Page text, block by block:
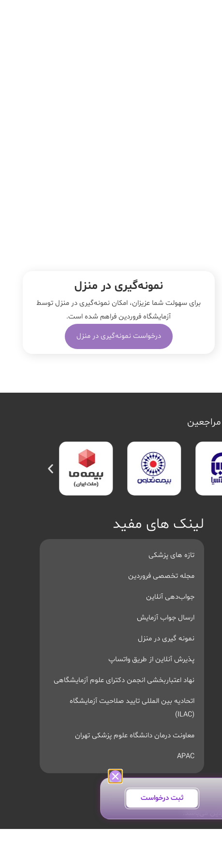
نمونه‌‌گیری در منزل
برای سهولت شما عزیزان، امکان نمونه‌گیری در منزل توسط
آزمایشگاه فروردین فراهم شده است.
درخواست نمونه‌گیری در منزل
لینک های مفید
تازه های پزشکی
مجله تخصصی فروردین
جواب‌دهی آنلاین
ارسال جواب آزمایش
نمونه گیری در منزل
پذیرش آنلاین از طریق واتساپ
نهاد اعتباربخشی انجمن دکترای علوم آزمایشگاهی
اتحادیه بین المللی تایید صلاحیت آزمایشگاه
(ILAC)
معاونت درمان دانشگاه علوم پزشکی تهران
APAC
ثبت درخواست